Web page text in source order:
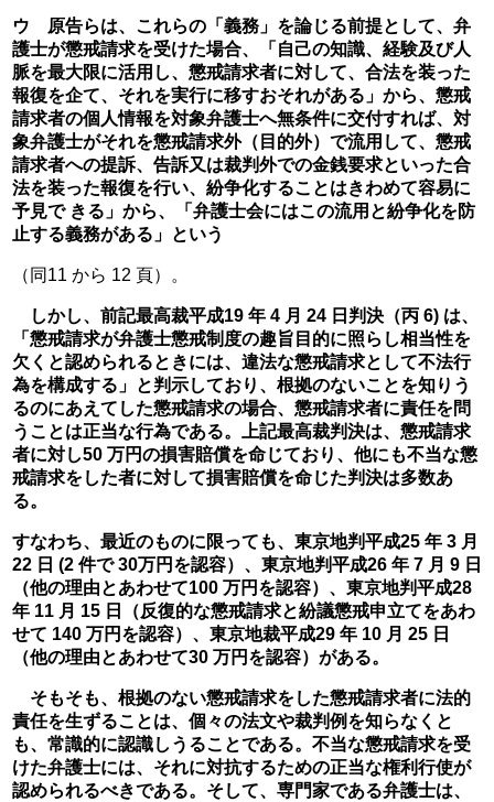
ウ　原告らは、これらの「義務」を論じる前提として、弁
護士が懲戒請求を受けた場合、「自己の知識、経験及び人
脈を最大限に活用し、懲戒請求者に対して、合法を装った
報復を企て、それを実行に移すおそれがある」から、懲戒
請求者の個人情報を対象弁護士へ無条件に交付すれば、対
象弁護士がそれを懲戒請求外（目的外）で流用して、懲戒
請求者への提訴、告訴又は裁判外での金銭要求といった合
法を装った報復を行い、紛争化することはきわめて容易に
予見で きる」から、「弁護士会にはこの流用と紛争化を防
止する義務がある」という
（同11 から 12 頁）。
しかし、前記最高裁平成19 年 4 月 24 日判決（丙 6) は、
「懲戒請求が弁護士懲戒制度の趣旨目的に照らし相当性を
欠くと認められるときには、違法な懲戒請求として不法行
為を構成する」と判示しており、根拠のないことを知りう
るのにあえてした懲戒請求の場合、懲戒請求者に責任を問
うことは正当な行為である。上記最高裁判決は、懲戒請求
者に対し50 万円の損害賠償を命じており、他にも不当な懲
戒請求をした者に対して損害賠償を命じた判決は多数あ
る。
すなわち、最近のものに限っても、東京地判平成25 年 3 月
22 日 (2 件で 30万円を認容）、東京地判平成26 年 7 月 9 日
（他の理由とあわせて100 万円を認容）、東京地判平成28
年 11 月 15 日（反復的な懲戒請求と紛議懲戒申立てをあわ
せて 140 万円を認容）、東京地裁平成29 年 10 月 25 日
（他の理由とあわせて30 万円を認容）がある。
そもそも、根拠のない懲戒請求をした懲戒請求者に法的
責任を生ずることは、個々の法文や裁判例を知らなくと
も、常識的に認識しうることである。不当な懲戒請求を受
けた弁護士には、それに対抗するための正当な権利行使が
認められるべきである。そして、専門家である弁護士は、